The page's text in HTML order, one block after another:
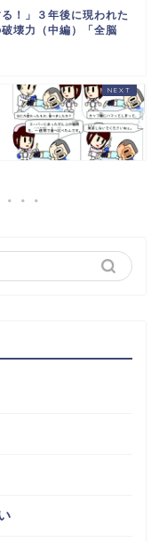
る！」３年後に現われた
壊力（中編）「全脳